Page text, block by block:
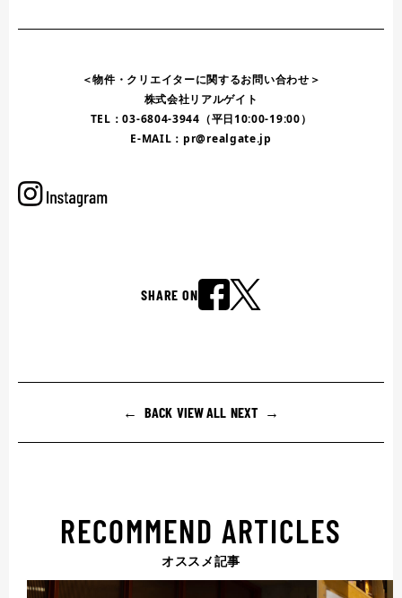
＜物件・クリエイターに関するお問い合わせ＞
株式会社リアルゲイト
TEL：03-6804-3944（平日10:00-19:00）
E-MAIL： pr@realgate.jp
SHARE ON
BACK VIEW ALL NEXT
RECOMMEND ARTICLES
オススメ記事